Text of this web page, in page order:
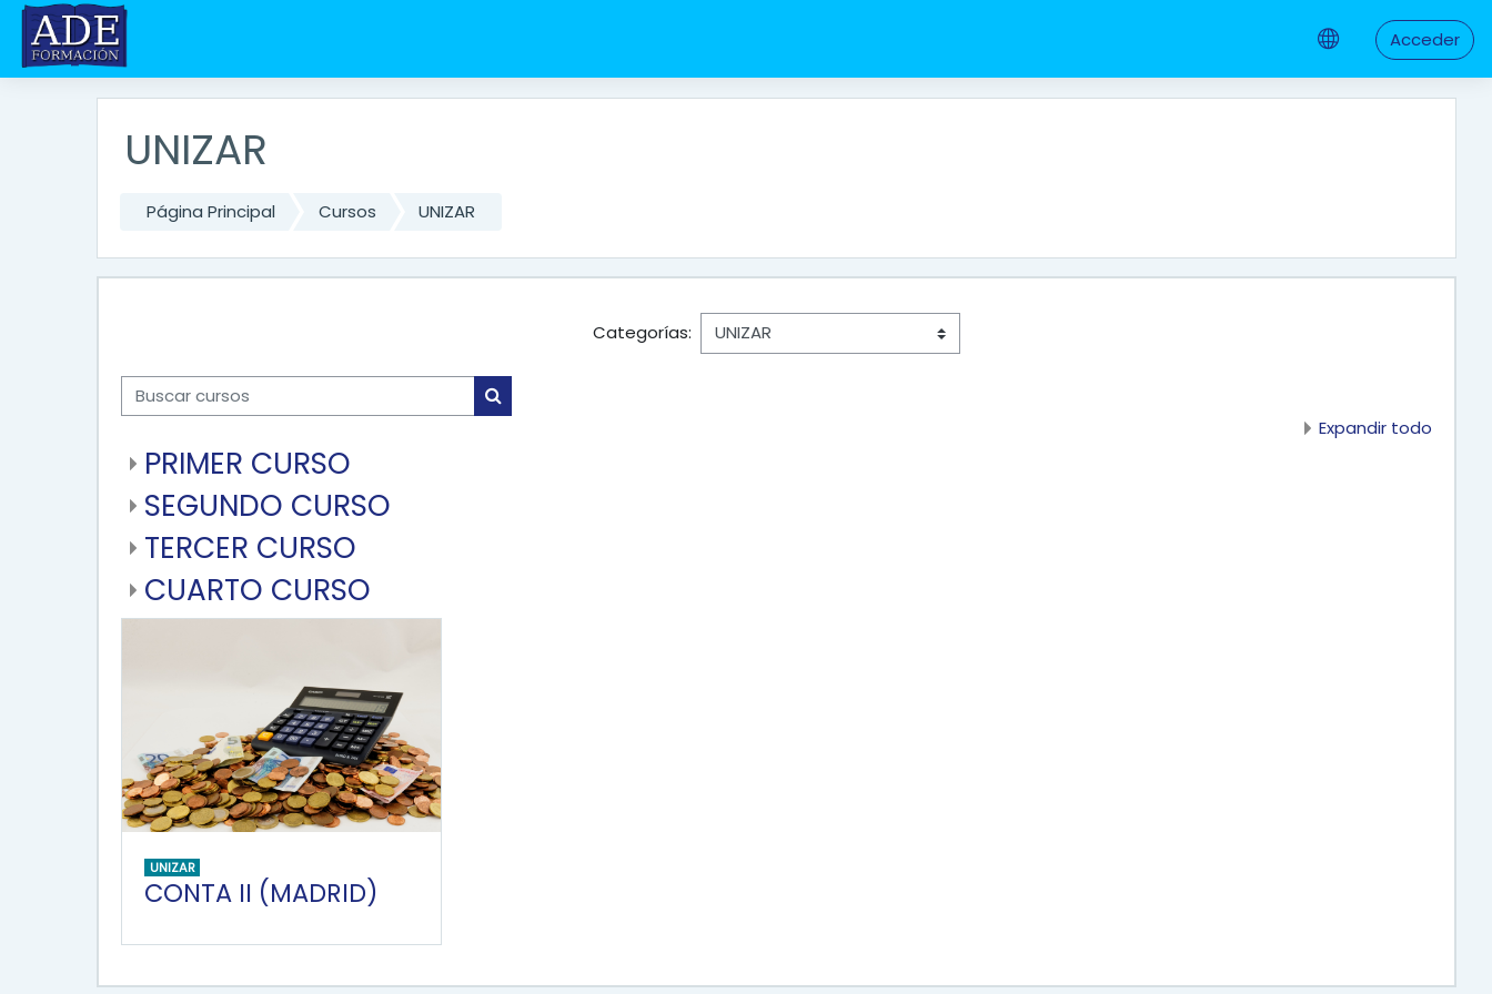
Acceder
Salta al contenido principal
UNIZAR
Página Principal Cursos UNIZAR
Categorías:
Buscar cursos
Buscar cursos Expandir todo
PRIMER CURSO
SEGUNDO CURSO
TERCER CURSO
CUARTO CURSO
UNIZAR
CONTA II (MADRID)